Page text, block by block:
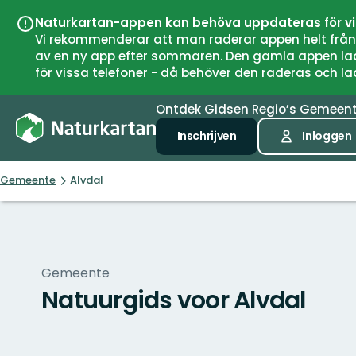
Naturkartan-appen kan behöva uppdateras för
Vi rekommenderar att man raderar appen helt
av en ny app efter sommaren. Den gamla
för vissa telefoner - då behöver den raderas och
Ontdek Gidsen Regio’s
Inschrijven Inloggen
Gemeente Alvdal
Gemeente
Natuurgids voor Alvdal